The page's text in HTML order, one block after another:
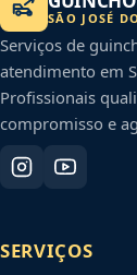
SÃO JOSÉ
Serviços de
atendimento em
Profissionais
compromisso e
SERVIÇOS